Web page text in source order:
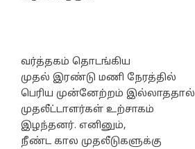
வர்த்தகம் தொடங்கிய
முதல் இரண்டு மணி நேரத்தில்
பெரிய முன்னேற்றம் இல்லாததால்
முதலீட்டாளர்கள் உற்சாகம்
இழந்தனர். எனினும்,
நீண்ட கால முதலீடுகளுக்கு